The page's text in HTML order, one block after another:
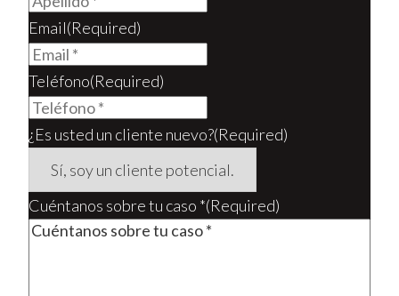
Email(Required)
Teléfono(Required)
¿Es usted un cliente nuevo?(Required)
Cuéntanos sobre tu caso *(Required)